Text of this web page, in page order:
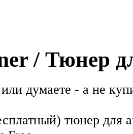
/ Тюнер
думаете - а не
тюнер для